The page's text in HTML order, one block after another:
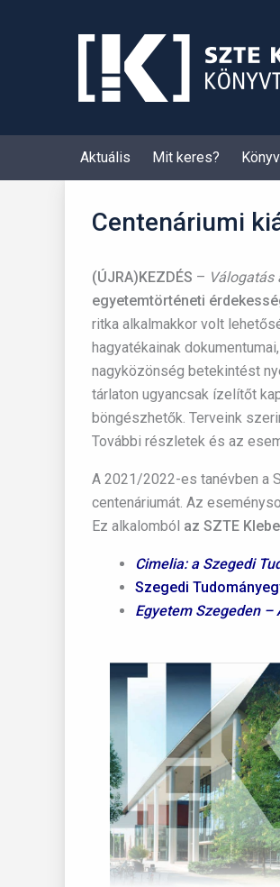
Aktuális Mit keres?
Centenáriumi
(ÚJRA)KEZDÉS – Válogatás
egyetemtörténeti
ritka alkalmakkor volt
hagyatékainak
nagyközönség betekintést
tárlaton ugyancsak ízelítőt
böngészhetők. Terveink
További részletek és az
A 2021/2022-es tanévben a
centenáriumát. Az
Ez alkalomból az SZTE
Cimelia: a Szegedi
Szegedi
Egyetem Szegeden –